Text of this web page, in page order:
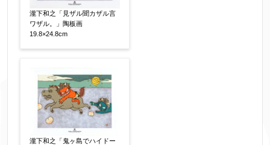
お名前 【必須】
フリガナ 【任意】
メールアドレス
瀧下和之「見ザル聞カザル言
ワザル。」陶板画
19.8×24.8cm
瀧下和之「鬼ヶ島でハイドー